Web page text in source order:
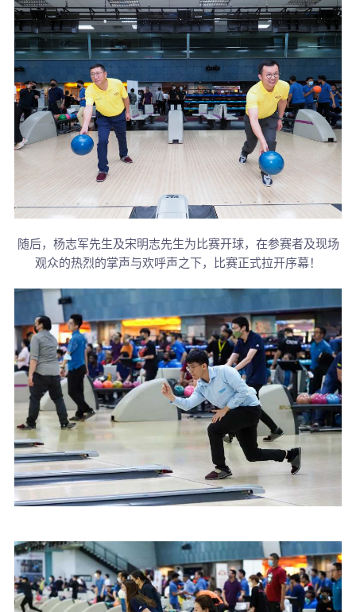
随后，杨志军先生及宋明志先生为比赛开球，在参赛者及现场
观众的热烈的掌声与欢呼声之下，比赛正式拉开序幕！